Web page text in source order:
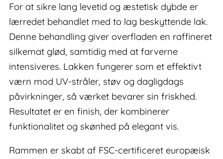
For at sikre lang levetid og æstetisk dybde er
lærredet behandlet med to lag beskyttende lak.
Denne behandling giver overfladen en raffineret
silkemat glød, samtidig med at farverne
intensiveres. Lakken fungerer som et effektivt
værn mod UV-stråler, støv og dagligdags
påvirkninger, så værket bevarer sin friskhed.
Resultatet er en finish, der kombinerer
funktionalitet og skønhed på elegant vis.
Rammen er skabt af FSC-certificeret europæisk